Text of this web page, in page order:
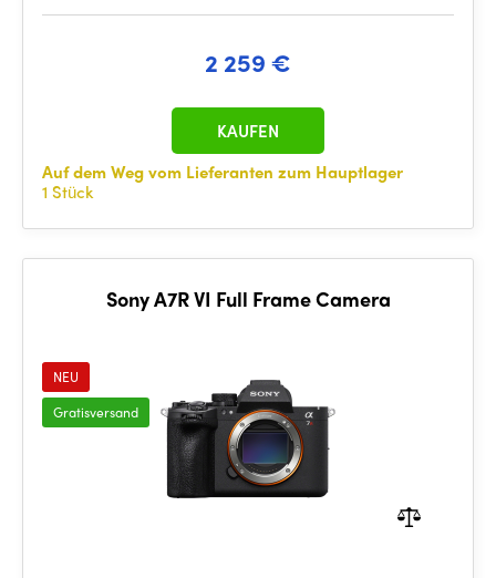
2 259 €
Auf dem Weg vom Lieferanten zum Hauptlager
1 Stück
KAUFEN
Sony A7R VI Full Frame Camera
NEU
Gratisversand